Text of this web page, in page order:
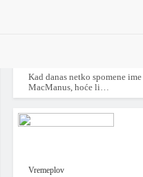
Kad danas netko spomene
MacManus, hoće li…
Vremeplov